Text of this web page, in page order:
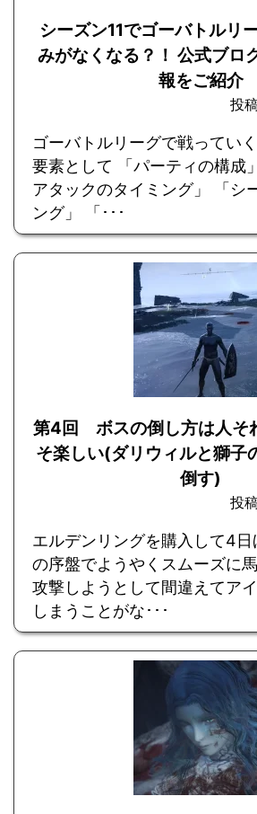
シーズン11でゴーバトルリ
みがなくなる？！ 公式ブロ
報をご紹介
投
ゴーバトルリーグで戦ってい
要素として 「パーティの構成
アタックのタイミング」 「シ
ング」 「･･･
第4回 ボスの倒し方は人そ
そ楽しい(ダリウィルと獅子
倒す)
投
エルデンリングを購入して4
の序盤でようやくスムーズに馬
攻撃しようとして間違えてア
しまうことがな･･･